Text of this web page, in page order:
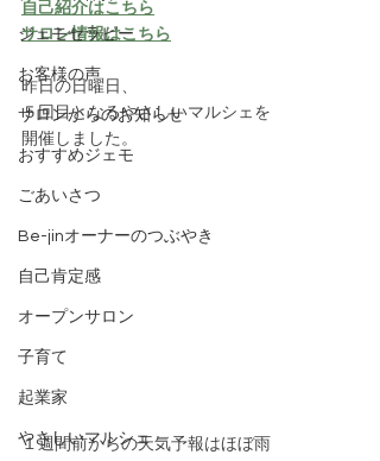
ジェモセラピー
お客様の声
サロンからのお知らせ
おすすめジェモ
ごあいさつ
Be-jinオーナーのつぶやき
自己肯定感
オープンサロン
子育て
起業家
やさしいマルシェ
自己紹介はこちら
サロン情報はこちら
昨日の日曜日、
５回目となるやさしいマルシェを
開催しました。
１週間前からの天気予報はほぼ雨